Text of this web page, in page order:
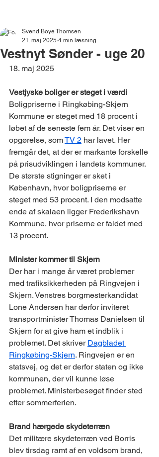
Vestnyt Sønder - uge 20
Svend Boye Thomsen
21. maj 2025 4 min læsning
18. maj 2025​​​​​​​​​​​​​​​​​​​​​​​​​​​​​​​​​​​​​​​
Vestjyske boliger er steget i værdi
Boligpriserne i Ringkøbing-Skjern
Kommune er steget med 18 procent i
løbet af de seneste fem år. Det viser en
opgørelse, som TV 2 har lavet. Her
fremgår det, at der er markante forskelle
på prisudviklingen i landets kommuner.
De største stigninger er sket i
København, hvor boligpriserne er
steget med 53 procent. I den modsatte
ende af skalaen ligger Frederikshavn
Kommune, hvor priserne er faldet med
13 procent.
​Minister kommer til Skjern
Der har i mange år været problemer
med trafiksikkerheden på Ringvejen i
Skjern. Venstres borgmesterkandidat
Lone Andersen har derfor inviteret
transportminister Thomas Danielsen til
Skjern for at give ham et indblik i
problemet. Det skriver Dagbladet
Ringkøbing-Skjern. Ringvejen er en
statsvej, og det er derfor staten og ikke
kommunen, der vil kunne løse
problemet. Ministerbesøget finder sted
efter sommerferien.
Brand hærgede skydeterræn
Det militære skydeterræn ved Borris
blev tirsdag ramt af en voldsom brand,